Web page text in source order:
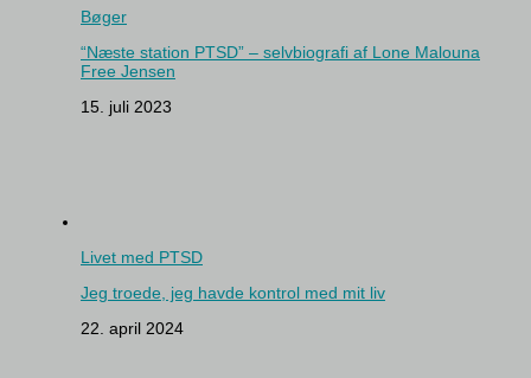
Bøger
“Næste station PTSD” – selvbiografi af Lone Malouna
Free Jensen
15. juli 2023
Livet med PTSD
Jeg troede, jeg havde kontrol med mit liv
22. april 2024